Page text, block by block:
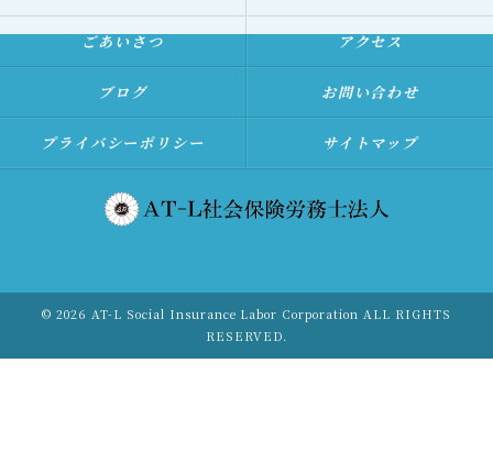
ごあいさつ アクセス
ブログ お問い合わせ
プライバシーポリシー サイトマップ
© 2026 AT-L Social Insurance Labor Corporation ALL RIGHTS
RESERVED.